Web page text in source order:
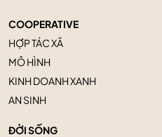
COOPERATIVE
HỢP TÁC XÃ
MÔ HÌNH
KINH DOANH XANH
AN SINH
ĐỜI SỐNG